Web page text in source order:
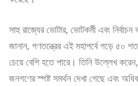
সাহু রাজ্যের ভোটার, ভোটকর্মী এবং
জানান, গণতন্ত্রের এই মহাপর্বে গড়ে ৫০
চেয়ে বেশি হতে পারে। তিনি উল্লেখ করেন,
জনগণের স্পষ্ট সমর্থন দেখা গেছে এবং